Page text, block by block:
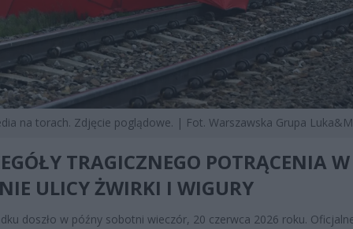
na torach. Zdjęcie poglądowe. | Fot. Warszawska Grupa
TRAGICZNEGO POTRĄCENIA W
ULICY ŻWIRKI I WIGURY
doszło w późny sobotni wieczór, 20 czerwca 2026 roku.